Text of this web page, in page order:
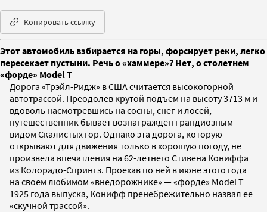
Копировать ссылку
Этот автомобиль взбирается на горы, форсирует реки, легко
пересекает пустыни. Речь о «хаммере»? Нет, о столетнем
«форде» Model T
Дорога «Трэйл-Ридж» в США считается высокогорной
автотрассой. Преодолев крутой подъем на высоту 3713 м и
вдоволь насмотревшись на сосны, снег и лосей,
путешественник бывает вознагражден грандиозным
видом Скалистых гор. Однако эта дорога, которую
открывают для движения только в хорошую погоду, не
произвела впечатления на 62-летнего Стивена Кониффа
из Колорадо-Спрингз. Проехав по ней в июне этого года
на своем любимом «внедорожнике» — «форде» Model T
1925 года выпуска, Конифф пренебрежительно назвал ее
«скучной трассой».